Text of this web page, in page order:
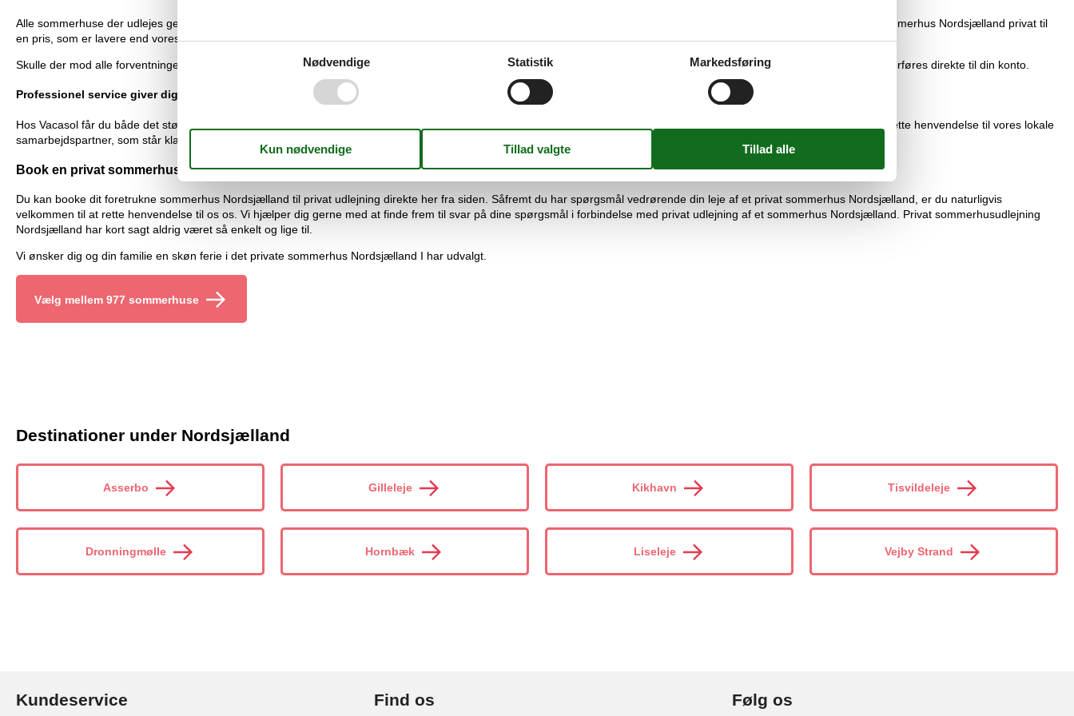
Alle sommerhuse der udlejes gennem Vacasol er dækket ind af vores prisgaranti. Vi står inde for at der ikke er én eneste af vores konkurrenter, som udlejer dit foretrukne sommerhus Nordsjælland privat til
en pris, som er lavere end vores.
Skulle der mod alle forventninger alligevel forekomme en fejl i vores kontrol af priserne hos de andre udlejningsbureauer, udbetaler vi dig hele forskellen i prisen. Summen overføres direkte til din konto.
Professionel service giver dig tryghed og sikkerhed
Hos Vacasol får du både det største udbud af private sommerhuse Nordsjælland til udlejning samt professionel service. Skulle uheldet være ude, har du altid mulighed for at rette henvendelse til vores lokale
samarbejdspartner, som står klar til at hjælpe. Det er privat sommerhusudlejning sommerhus Nordsjælland med tryghed og sikkerhed.
Book en privat sommerhus Nordsjælland hos Vacasol!
Du kan booke dit foretrukne sommerhus Nordsjælland til privat udlejning direkte her fra siden. Såfremt du har spørgsmål vedrørende din leje af et privat sommerhus Nordsjælland, er du naturligvis
velkommen til at rette henvendelse til os os. Vi hjælper dig gerne med at finde frem til svar på dine spørgsmål i forbindelse med privat udlejning af et sommerhus Nordsjælland. Privat sommerhusudlejning
Nordsjælland har kort sagt aldrig været så enkelt og lige til.
Vi ønsker dig og din familie en skøn ferie i det private sommerhus Nordsjælland I har udvalgt.
Vælg mellem 977 sommerhuse
Destinationer under Nordsjælland
Asserbo
Dronningmølle
Gilleleje
Hornbæk
Kikhavn
Liseleje
Tisvildeleje
Vejby Strand
Kundeservice Find os Følg os
Nødvendige Statistik Markedsføring